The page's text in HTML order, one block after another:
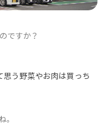
ですか？
う野菜やお肉は買っち